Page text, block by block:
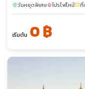
sunnyวันหยุดพิเศษlocal_fire_departmentโปรไฟไหม้confirmation_numberที่
เริ่มต้น 0 ฿